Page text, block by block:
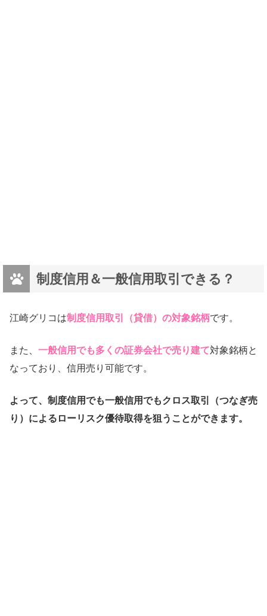
制度信用＆一般信用取引できる？
江崎グリコは制度信用取引（貸借）の対象銘柄です。
また、 一般信用でも多くの証券会社で売り建て対象銘柄と
なっており、信用売り可能です。
よって、制度信用でも一般信用でもクロス取引（つなぎ売
り）によるローリスク優待取得を狙うことができます。